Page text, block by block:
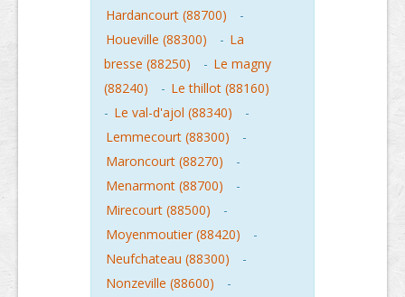
Hardancourt (88700)
-
Houeville (88300)
- La
bresse (88250)
- Le magny
(88240)
- Le thillot (88160)
- Le val-d'ajol (88340)
-
Lemmecourt (88300)
-
Maroncourt (88270)
-
Menarmont (88700)
-
Mirecourt (88500)
-
Moyenmoutier (88420)
-
Neufchateau (88300)
-
Nonzeville (88600)
-